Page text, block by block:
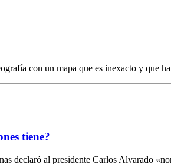
con un mapa que es inexacto y
tiene?
declaró al presidente Carlos Alvarado